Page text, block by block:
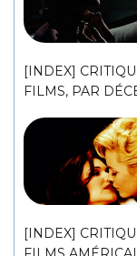
[INDEX]
FILMS, PAR
[INDEX]